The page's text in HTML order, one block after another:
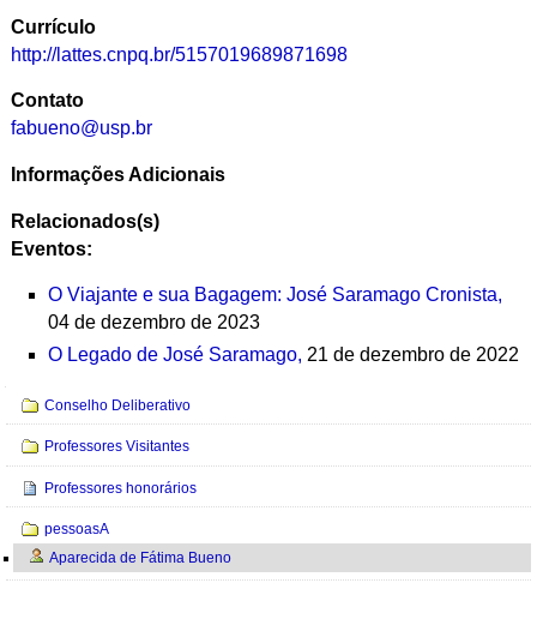
Currículo
http://lattes.cnpq.br/5157019689871698
Contato
fabueno@usp.br
Informações Adicionais
Relacionados(s)
Eventos:
O Viajante e sua Bagagem: José Saramago Cronista,
04 de dezembro de 2023
O Legado de José Saramago, 21 de dezembro de 2022
Navegação
Conselho Deliberativo
Professores Visitantes
Professores honorários
pessoasA
Aparecida de Fátima Bueno